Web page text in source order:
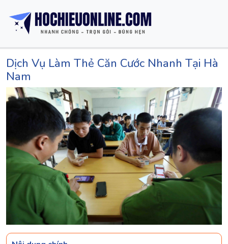
Dịch Vụ Làm Thẻ Căn Cước Nhanh Tại Hà
Nam